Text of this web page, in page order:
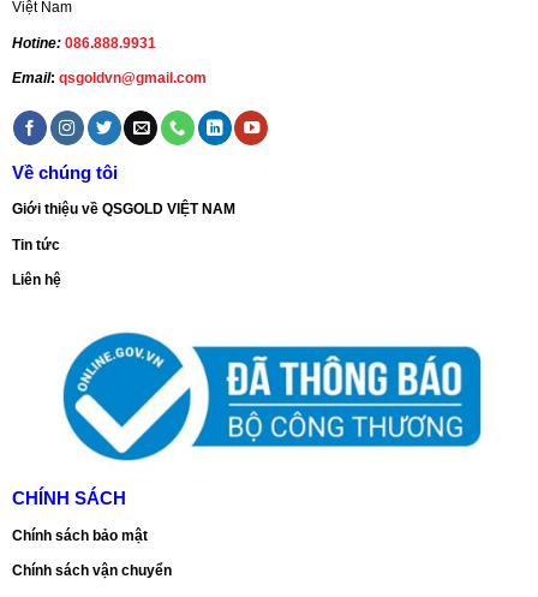
Việt Nam
Hotine: 086.888.9931
Email: qsgoldvn@gmail.com
Về chúng tôi
Giới thiệu về QSGOLD VIỆT NAM
Tin tức
Liên hệ
CHÍNH SÁCH
Chính sách bảo mật
Chính sách vận chuyển